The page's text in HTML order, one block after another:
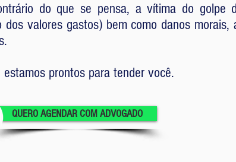
do que se pensa, a vítima do golpe
valores gastos) bem como danos
estamos prontos para tender você.
QUERO AGENDAR COM ADVOGADO